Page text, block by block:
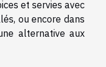
et servies avec
ou encore dans
alternative aux